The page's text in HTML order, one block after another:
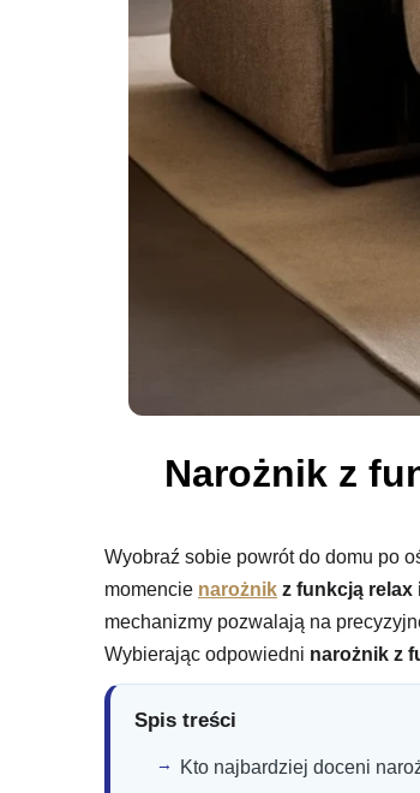
Narożnik z
Wyobraź sobie powrót do domu po
momencie narożnik z funkcją relax
mechanizmy pozwalają na
Wybierając odpowiedni narożnik z
Spis treści
Kto najbardziej doceni